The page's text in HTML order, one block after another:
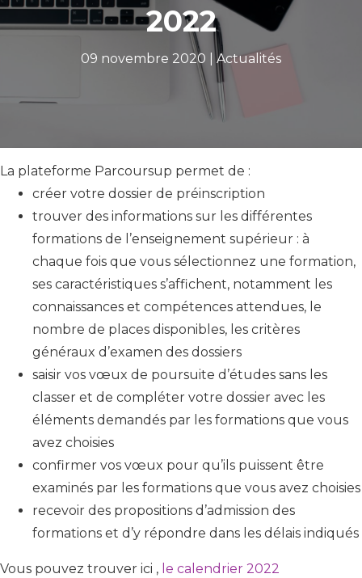
2022
09 novembre 2020 |Actualités
La plateforme Parcoursup permet de :
créer votre dossier de préinscription
trouver des informations sur les différentes
formations de l’enseignement supérieur : à
chaque fois que vous sélectionnez une formation,
ses caractéristiques s’affichent, notamment les
connaissances et compétences attendues, le
nombre de places disponibles, les critères
généraux d’examen des dossiers
saisir vos vœux de poursuite d’études sans les
classer et de compléter votre dossier avec les
éléments demandés par les formations que vous
avez choisies
confirmer vos vœux pour qu’ils puissent être
examinés par les formations que vous avez choisies
recevoir des propositions d’admission des
formations et d’y répondre dans les délais indiqués
Vous pouvez trouver ici , le calendrier 2022